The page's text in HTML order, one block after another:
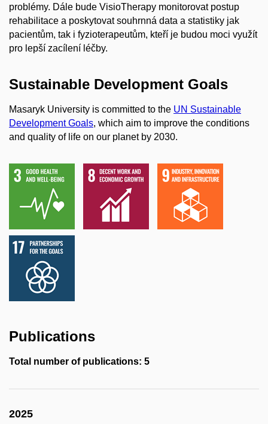
problémy. Dále bude VisioTherapy monitorovat postup
rehabilitace a poskytovat souhrnná data a statistiky jak
pacientům, tak i fyzioterapeutům, kteří je budou moci využít
pro lepší zacílení léčby.
Sustainable Development Goals
Masaryk University is committed to the UN Sustainable
Development Goals, which aim to improve the conditions
and quality of life on our planet by 2030.
Publications
Total number of publications: 5
2025